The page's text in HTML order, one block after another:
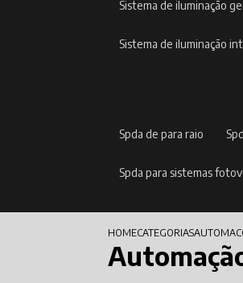
sistema de iluminação
sistema de iluminação
spda de para raio
spda para sistemas
HOMECATEGORIAS